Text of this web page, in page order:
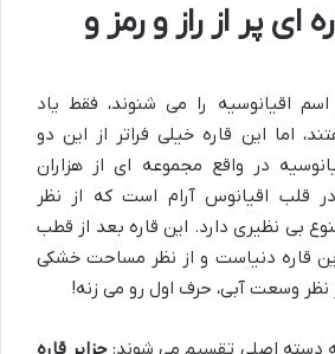
ای پر از راز و رمز و
اقیانوسیه را می شنوند، فقط یاد
اما این قاره خیلی فراتر از این دو
در واقع مجموعه ای از هزاران
قلب اقیانوس آرام است که از نظر
بی نظیری دارد. این قاره بعد از قطب
قاره دنیاست و از نظر مساحت خشکی
نظر وسعت آبی، حرف اول رو می زنه!
دسته اصلی تقسیم می شوند: جزایر قاره